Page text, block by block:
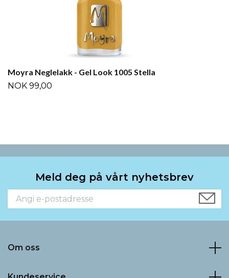
Moyra Neglelakk - Gel Look 1005 Stella
NOK 99,00
Meld deg på vårt nyhetsbrev
Om oss